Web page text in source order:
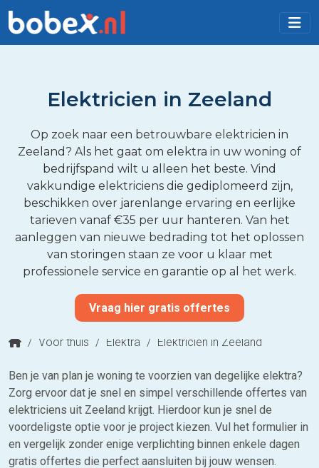
Elektricien in Zeeland
Op zoek naar een betrouwbare elektricien in
Zeeland? Als het gaat om elektra in uw woning of
bedrijfspand wilt u alleen het beste. Vind
vakkundige elektriciens die gediplomeerd zijn,
beschikken over jarenlange ervaring en eerlijke
tarieven vanaf €35 per uur hanteren. Van het
aanleggen van nieuwe bedrading tot het oplossen
van storingen staan ze voor u klaar met
professionele service en garantie op al het werk.
Vraag hier gratis offertes
/ Voor thuis / Elektra / Elektricien in Zeeland
Ben je van plan je woning te voorzien van degelijke elektra?
Zorg ervoor dat je snel en simpel verschillende offertes van
elektriciens uit Zeeland krijgt. Hierdoor kun je snel de
voordeligste optie voor je project kiezen. Vul het formulier in
en vergelijk zonder enige verplichting binnen enkele dagen
gratis offertes die perfect aansluiten bij jouw wensen.